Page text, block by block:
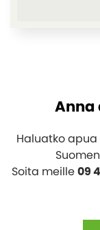
Anna
Haluatko
Soita meille09